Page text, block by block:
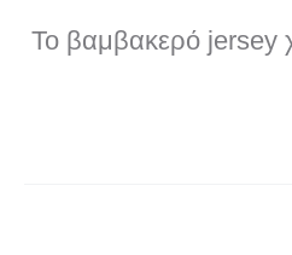
Το βαμβακερό jersey